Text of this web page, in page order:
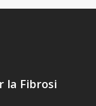
la Fibrosi